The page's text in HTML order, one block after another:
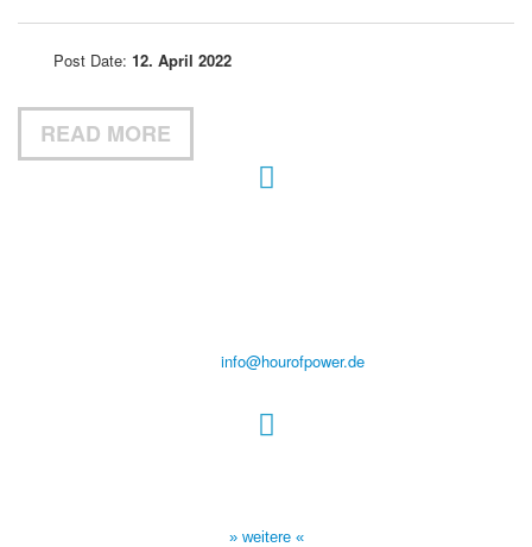
Post Date: 12. April 2022
READ MORE
info@hourofpower.de
» weitere «